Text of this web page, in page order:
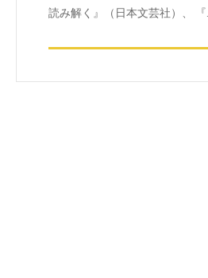
読み解く』（日本文芸社）、 『…